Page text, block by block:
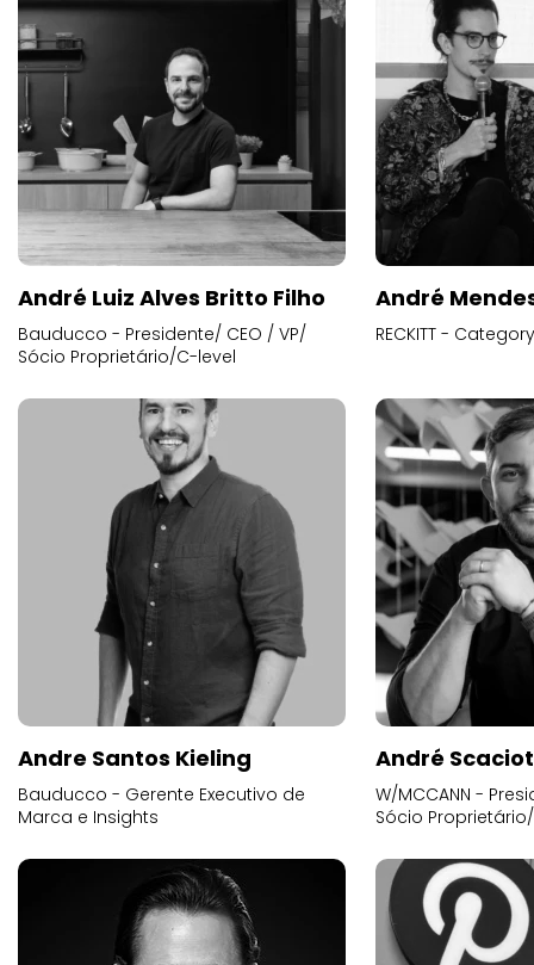
André Luiz Alves Britto Filho
Bauducco - Presidente/ CEO / VP/
Sócio Proprietário/C-level
André
RECKITT -
Andre Santos Kieling
Bauducco - Gerente Executivo de
Marca e Insights
André
W/MCCANN -
Sócio